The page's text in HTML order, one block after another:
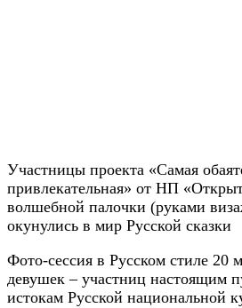
Участницы проекта «Самая
привлекательная» от НП
волшебной палочки (руками
окунулись в мир Русской сказки
Фото-сессия в Русском стиле 20
девушек – участниц настоящим
истокам Русской национальной